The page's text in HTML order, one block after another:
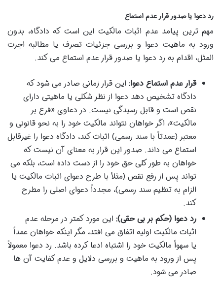
رد دعوا یا صدور قرار عدم استماع
مهم ترین پیامد عدم اثبات مالکیت این است که دادگاه، بدون
ورود به ماهیت دعوا و بررسی جزئیات تصرف یا مطالبه اجرت
المثل، اقدام به رد دعوا یا صدور قرار عدم استماع می کند.
قرار عدم استماع دعوا: این قرار زمانی صادر می شود که
دادگاه تشخیص دهد دعوا از نظر شکلی یا ماهیتی دارای
نقص است و قابل رسیدگی نیست. در دعاوی «فرع بر
مالکیت»، اگر خواهان نتواند مالکیت خود را به نحو قانونی و
معتبر (عمدتاً با سند رسمی) اثبات کند، دادگاه دعوا را غیرقابل
استماع می داند. صدور این قرار به معنای آن نیست که
خواهان به طور کلی حق خود را از دست داده است، بلکه می
تواند پس از رفع نقص (مثلاً با طرح دعوای اثبات مالکیت یا
الزام به تنظیم سند رسمی)، مجدداً دعوای اصلی را مطرح
کند.
رد دعوا (حکم بر بی حقی): این مورد کمتر در مرحله عدم
اثبات مالکیت اولیه اتفاق می افتد، مگر اینکه خواهان عمداً
یا سهواً مالکیت خود را اشتباه ادعا کرده باشد. رد دعوا معمولاً
پس از ورود به ماهیت و بررسی دلایل و عدم کفایت آن ها
صادر می شود.